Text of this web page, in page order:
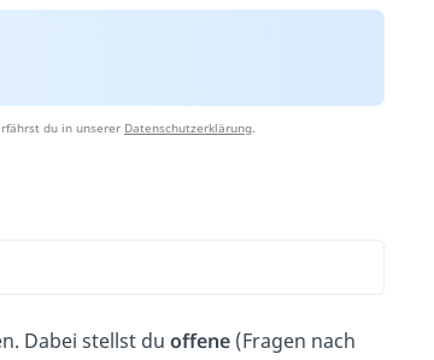
du in unserer Datenschutzerklärung.
Dabei stellst du offene (Fragen nach